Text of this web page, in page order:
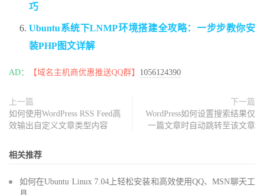
巧
Ubuntu系统下LNMP环境搭建全攻略：一步步教你安
装PHP图文详解
AD： 【域名主机商优惠推送QQ群】 1056124390
上一篇
如何使用WordPress RSS Feed高
效输出自定义文章类型内容
下一篇
WordPress如何设置搜索结果仅
一篇文章时自动跳转至该文章
相关推荐
如何在Ubuntu Linux 7.04上轻松安装和高效使用QQ、MSN聊天工